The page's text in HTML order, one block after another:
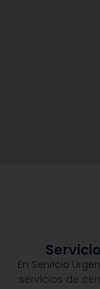
En Servicio
servicios de